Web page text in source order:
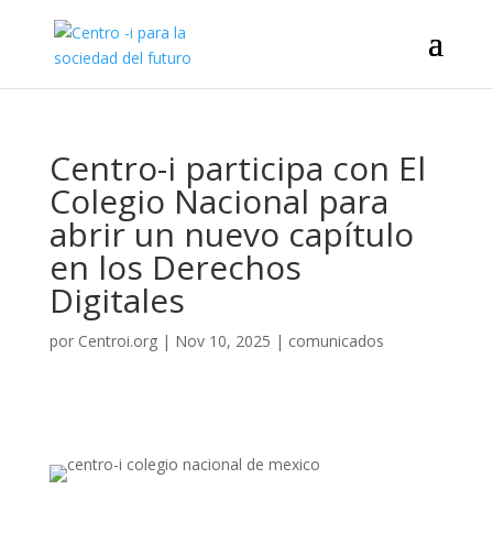
Centro-i participa con El
Colegio Nacional para
abrir un nuevo capítulo
en los Derechos
Digitales
por Centroi.org| Nov 10, 2025 | comunicados